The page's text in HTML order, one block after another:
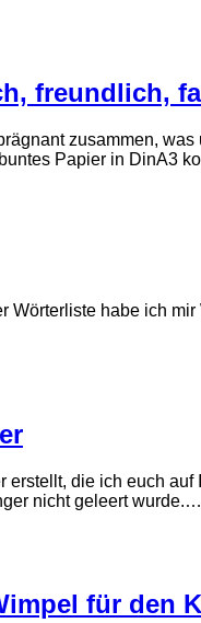
freundlich,
zusammen,
Papier in DinA3
Wörterliste habe ich
erstellt, die ich euch
nicht geleert wurde.…
für den